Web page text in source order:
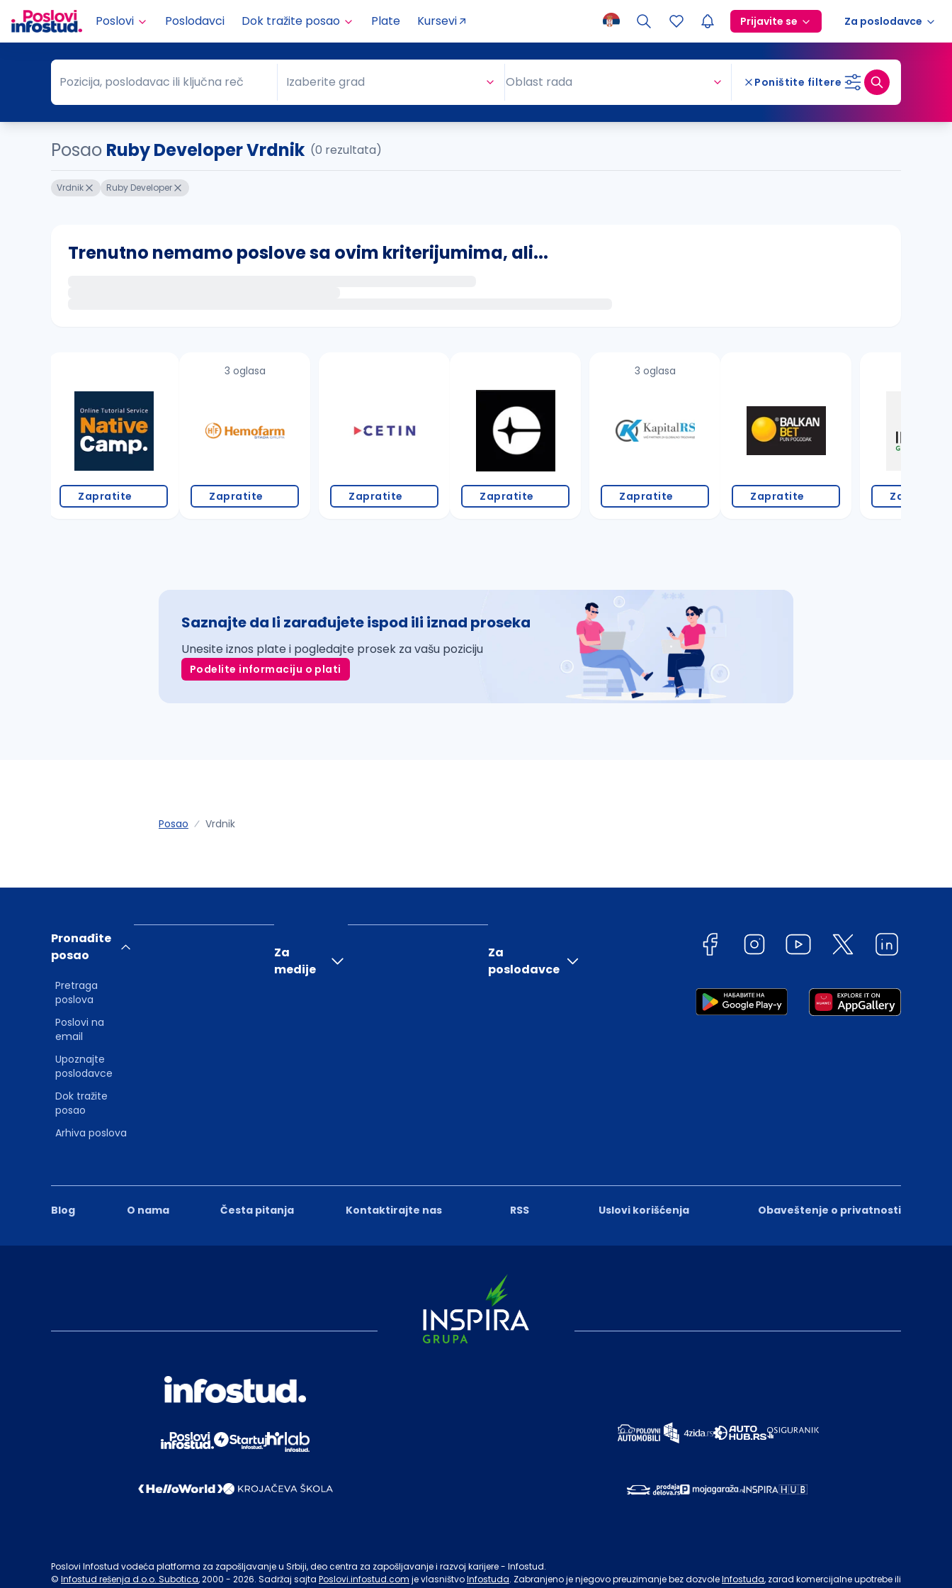
Poslovi Poslodavci Dok tražite posao Plate Kursevi Prijavite se Za poslodavce
Pozicija, poslodavac ili ključna reč
Pozicija, poslodavac ili ključna reč Grad
Izaberite grad Oblast rada Poništite filtere
Posao Ruby Developer Vrdnik (0 rezultata)
Vrdnik Ruby Developer
Trenutno nemamo poslove sa ovim kriterijumima, ali...
proverite pravopisne greške (koristite č, ć, š, đ, ž, dž)
povećajte radijus za odabrani grad
Zapratite
3 oglasa
Zapratite Zapratite Zapratite
3 oglasa
Zapratite Zapratite Zapratite
Saznajte da li zarađujete ispod ili iznad proseka
Unesite iznos plate i pogledajte prosek za vašu poziciju
Podelite informaciju o plati
Posao Vrdnik
Blog O nama Česta pitanja Kontaktirajte nas RSS Uslovi korišćenja Obaveštenje o privatnosti
Pronađite
posao
Pretraga
poslova
Poslovi na
email
Upoznajte
poslodavce
Dok tražite
posao
Arhiva poslova
Za
medije
Za
poslodavce
Poslovi Infostud vodeća platforma za zapošljavanje u Srbiji, deo centra za zapošljavanje i razvoj karijere - Infostud.
© Infostud rešenja d.o.o. Subotica, 2000 - 2026. Sadržaj sajta Poslovi.infostud.com je vlasništvoInfostuda. Zabranjeno je njegovo preuzimanje bez dozvoleInfostuda, zarad komercijalne upotrebe ili